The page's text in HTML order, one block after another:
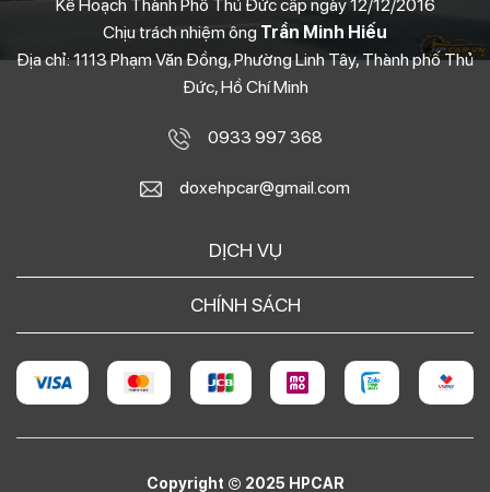
Kế Hoạch Thành Phố Thủ Đức cấp ngày 12/12/2016
Chịu trách nhiệm ông Trần Minh Hiếu
Địa chỉ: 1113 Phạm Văn Đồng, Phường Linh Tây, Thành phố Thủ
Đức, Hồ Chí Minh
0933 997 368
doxehpcar@gmail.com
DỊCH VỤ
CHÍNH SÁCH
Copyright © 2025 HPCAR